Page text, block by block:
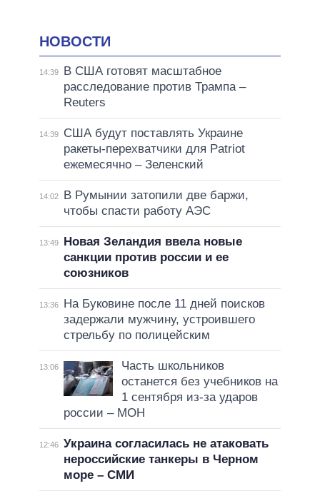
НОВОСТИ
14:39
В США готовят масштабное
расследование против Трампа –
Reuters
14:39
США будут поставлять Украине
ракеты-перехватчики для Patriot
ежемесячно – Зеленский
14:02
В Румынии затопили две баржи,
чтобы спасти работу АЭС
13:49
Новая Зеландия ввела новые
санкции против россии и ее
союзников
13:36
На Буковине после 11 дней поисков
задержали мужчину, устроившего
стрельбу по полицейским
13:06
Часть школьников
останется без учебников на
1 сентября из-за ударов
россии – МОН
12:46 Украина согласилась не атаковать
нероссийские танкеры в Черном
море – СМИ